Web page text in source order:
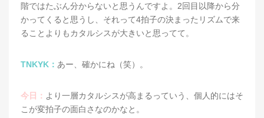
階ではたぶん分からないと思うんですよ。2回目以降から分
かってくると思うし、それって4拍子の決まったリズムで来
ることよりもカタルシスが大きいと思ってて。
TNKYK： あー、確かにね（笑）。
今日： より一層カタルシスが高まるっていう、個人的にはそ
こが変拍子の面白さなのかなと。